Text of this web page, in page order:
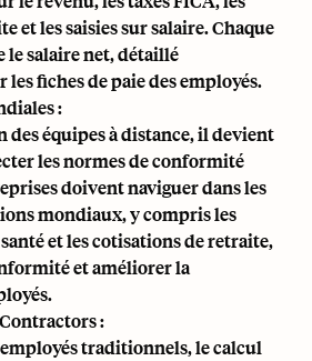
et les saisies sur salaire. Chaque
salaire net, détaillé
fiches de paie des employés.
:
équipes à distance, il devient
les normes de conformité
doivent naviguer dans les
mondiaux, y compris les
et les cotisations de retraite,
et améliorer la
:
traditionnels, le calcul